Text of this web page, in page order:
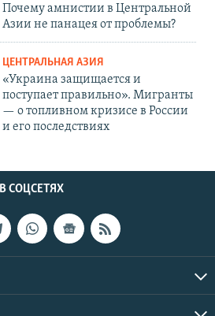
Почему амнистии в Центральной
Азии не панацея от проблемы?
ЦЕНТРАЛЬНАЯ АЗИЯ
«Украина защищается и
поступает правильно». Мигранты
— о топливном кризисе в России
и его последствиях
СОЦСЕТЯХ